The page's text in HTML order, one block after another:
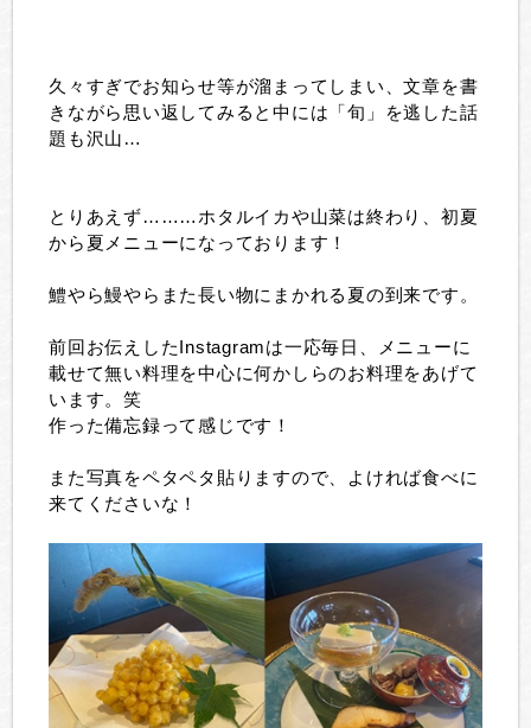
久々すぎでお知らせ等が溜まってしまい、文章を書
きながら思い返してみると中には「旬」を逃した話
題も沢山…
とりあえず………ホタルイカや山菜は終わり、初夏
から夏メニューになっております！
鱧やら鰻やらまた長い物にまかれる夏の到来です。
前回お伝えしたInstagramは一応毎日、メニューに
載せて無い料理を中心に何かしらのお料理をあげて
います。笑
作った備忘録って感じです！
また写真をペタペタ貼りますので、よければ食べに
来てくださいな！